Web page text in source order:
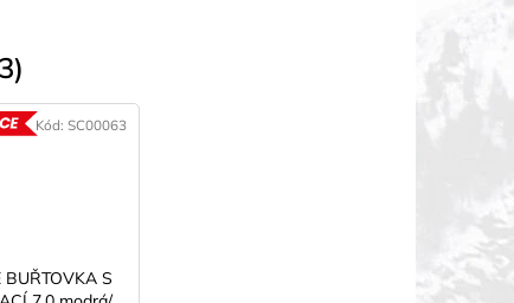
BUŘTOVKA S
Kód:SC00063